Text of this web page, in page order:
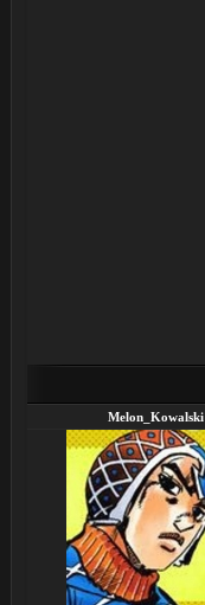
Melon_Kowalski